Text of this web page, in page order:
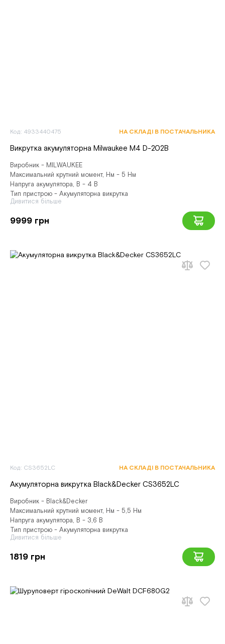
Код: 4933440475 НА СКЛАДІ В ПОСТАЧАЛЬНИКА
Викрутка акумуляторна Milwaukee M4 D-202B
Виробник - MILWAUKEE
Максимальний крутний момент, Нм - 5 Нм
Напруга акумулятора, В - 4 В
Тип пристрою - Акумуляторна викрутка
Дивитися більше
9999 грн
Код: CS3652LC НА СКЛАДІ В ПОСТАЧАЛЬНИКА
Акумуляторна викрутка Black&Decker CS3652LC
Виробник - Black&Decker
Максимальний крутний момент, Нм - 5,5 Нм
Напруга акумулятора, В - 3,6 В
Тип пристрою - Акумуляторна викрутка
Дивитися більше
1819 грн